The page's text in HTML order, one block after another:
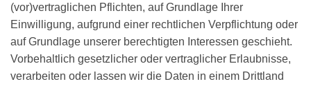
(vor)vertraglichen Pflichten, auf Grundlage Ihrer
Einwilligung, aufgrund einer rechtlichen Verpflichtung oder
auf Grundlage unserer berechtigten Interessen geschieht.
Vorbehaltlich gesetzlicher oder vertraglicher Erlaubnisse,
verarbeiten oder lassen wir die Daten in einem Drittland